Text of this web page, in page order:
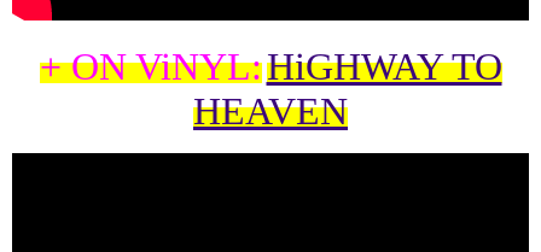
+ ON ViNYL:HiGHWAY TO
HEAVEN